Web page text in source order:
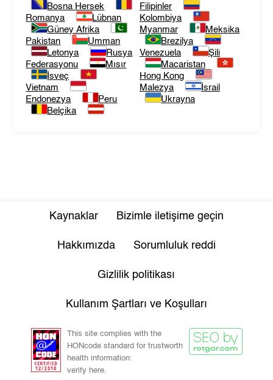
Bosna Hersek
Romanya
Lübnan
Güney Afrika
Pakistan
Umman
Letonya
Rusya
Federasyonu
Mısır
İsveç
Vietnam
Endonezya
Peru
Belçika
Filipinler
Kolombiya
Myanmar
Meksika
Brezilya
Venezuela
Şili
Macaristan
Hong Kong
Malezya
İsrail
Ukrayna
Kaynaklar Bizimle iletişime geçin
Hakkımızda Sorumluluk reddi
Gizlilik politikası
Kullanım Şartları ve Koşulları
This site complies with the
HONcode standard for trustworth
health information:
verify here.